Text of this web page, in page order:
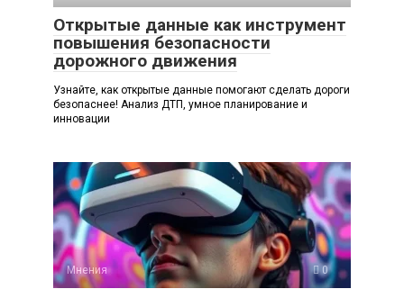
Открытые данные как инструмент
повышения безопасности
дорожного движения
Узнайте, как открытые данные помогают сделать дороги
безопаснее! Анализ ДТП, умное планирование и
инновации
Мнения 0